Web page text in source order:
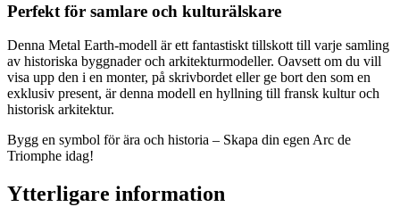
Perfekt för samlare och kulturälskare
Denna Metal Earth-modell är ett fantastiskt tillskott till varje samling
av historiska byggnader och arkitekturmodeller. Oavsett om du vill
visa upp den i en monter, på skrivbordet eller ge bort den som en
exklusiv present, är denna modell en hyllning till fransk kultur och
historisk arkitektur.
Bygg en symbol för ära och historia – Skapa din egen Arc de
Triomphe idag!
Ytterligare information